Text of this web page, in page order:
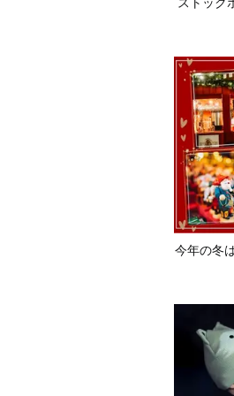
今年の冬